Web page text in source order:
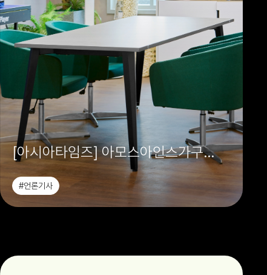
[아시아타임즈] 아모스아인스가구
'직장인들 시즌 2' 오피스 공간 전체
협찬
#언론기사